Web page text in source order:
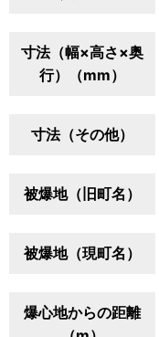
寸法（幅×高さ×奥
行）（mm）
寸法（その他）
被爆地（旧町名）
被爆地（現町名）
爆心地からの距離